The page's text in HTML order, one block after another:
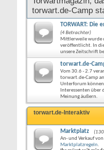
torwart.de-Camp
TORWART: Die
(4 Betrachter)
Mittlerweile wurde
veröffentlicht. In
unsere Zeitschrift
torwart.de-
Vom 30.6 - 2.7
torwart.de-Camp
Unterforum können
Interessenten über
Meinung äußern.
torwart.de-Interaktiv
Marktplatz
An- und Verkauf
Marktplatzregeln.